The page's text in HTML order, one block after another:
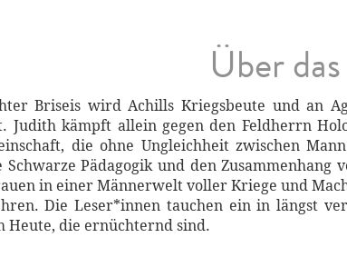
Über
Briseis wird Achills Kriegsbeute und an
Judith kämpft allein gegen den Feldherrn
die ohne Ungleichheit zwischen
Schwarze Pädagogik und den
in einer Männerwelt voller Kriege und
Die Leser*innen tauchen ein in längst
Heute, die ernüchternd sind.